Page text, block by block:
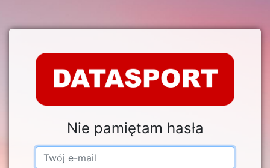
Nie pamiętam hasła